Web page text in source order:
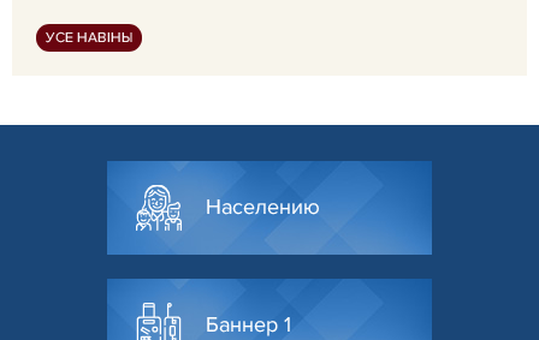
УСЕ НАВІНЫ
Населению
Баннер 1